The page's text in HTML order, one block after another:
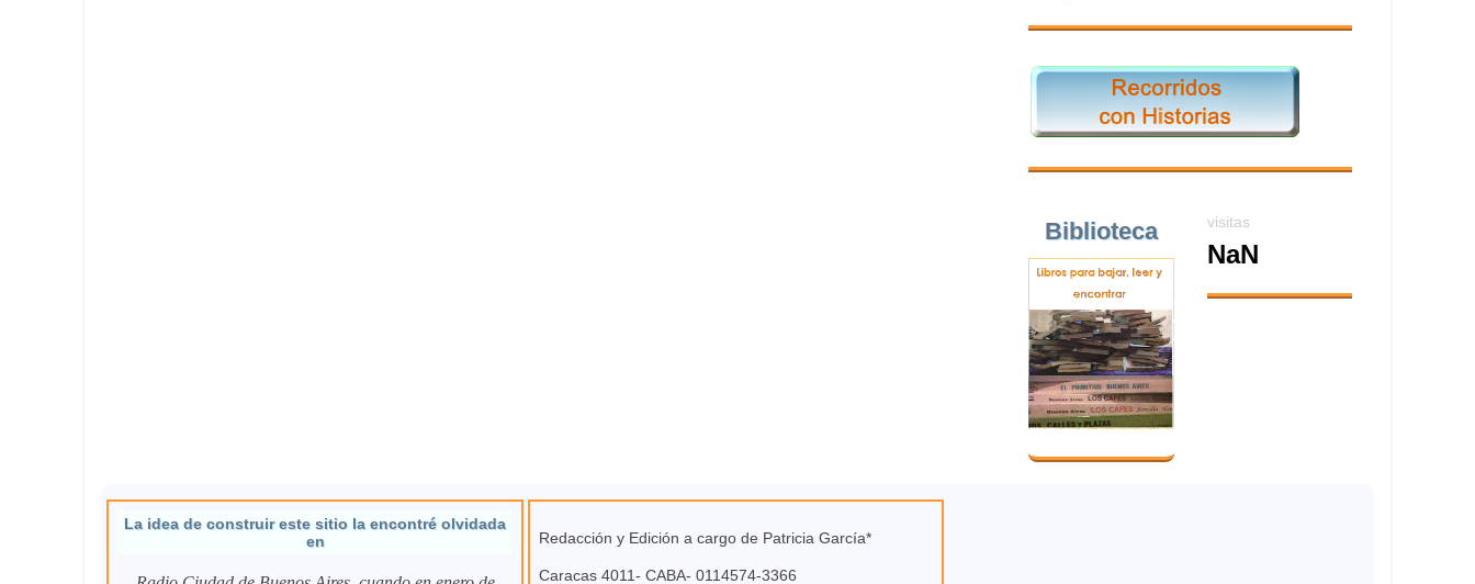
Biblioteca visitas
NaN
La idea de construir este sitio la encontré olvidada
en
Redacción y Edición a cargo de Patricia García*
Caracas 4011- CABA- 0114574-3366